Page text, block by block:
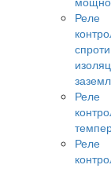
Реле
Реле
Реле